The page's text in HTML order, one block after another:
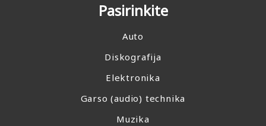
Pasirinkite
Auto
Diskografija
Elektronika
Garso (audio) technika
Muzika